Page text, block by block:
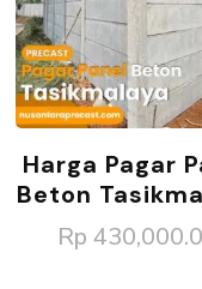
Harga Pagar
Beton
Rp